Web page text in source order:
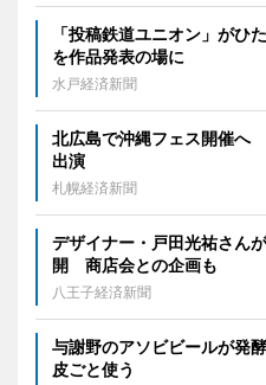
「投稿鉄道ユニオン」がひ
を作品発表の場に
水戸経済新聞
北広島で沖縄フェス開催
出演
札幌経済新聞
デザイナー・戸田光祐さん
開 商店会との企画も
八王子経済新聞
与謝野のアソビビールが発
皮ごと使う